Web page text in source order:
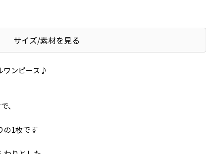
サイズ/素材を見る
ワンピース♪
、
の1枚です